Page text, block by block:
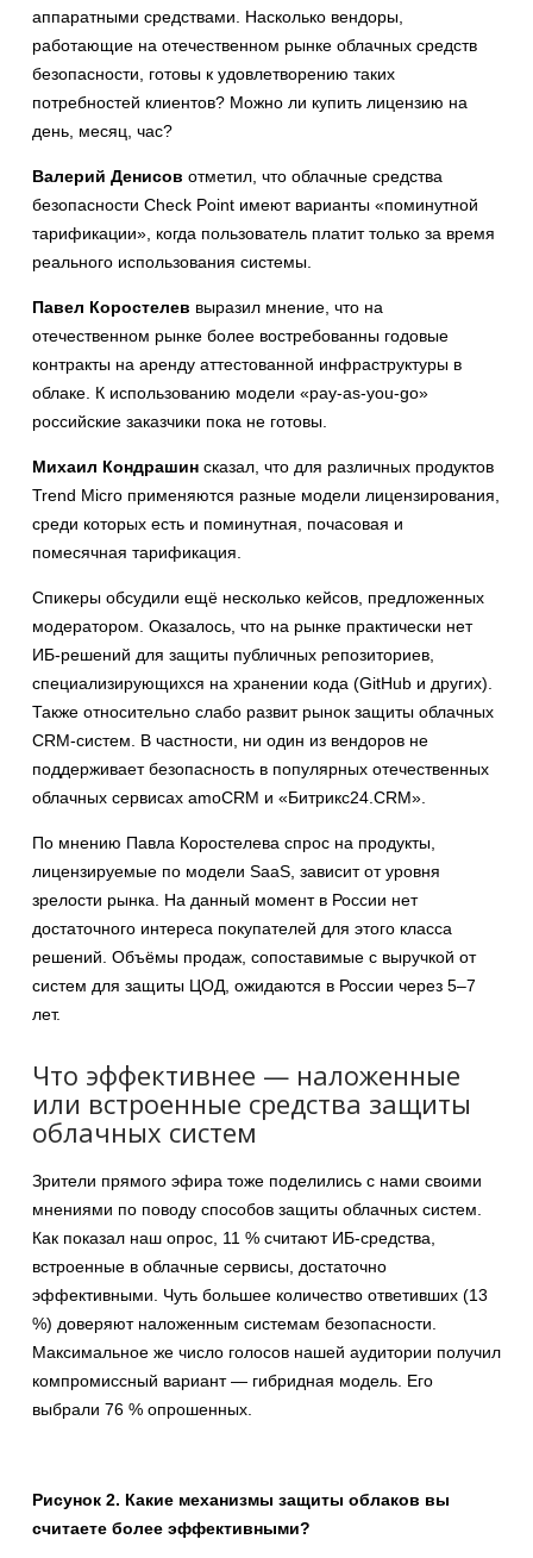
аппаратными средствами. Насколько вендоры,
работающие на отечественном рынке облачных средств
безопасности, готовы к удовлетворению таких
потребностей клиентов? Можно ли купить лицензию на
день, месяц, час?
Валерий Денисов отметил, что облачные средства
безопасности Check Point имеют варианты «поминутной
тарификации», когда пользователь платит только за время
реального использования системы.
Павел Коростелев выразил мнение, что на
отечественном рынке более востребованны годовые
контракты на аренду аттестованной инфраструктуры в
облаке. К использованию модели «pay-as-you-go»
российские заказчики пока не готовы.
Михаил Кондрашин сказал, что для различных продуктов
Trend Micro применяются разные модели лицензирования,
среди которых есть и поминутная, почасовая и
помесячная тарификация.
Спикеры обсудили ещё несколько кейсов, предложенных
модератором. Оказалось, что на рынке практически нет
ИБ-решений для защиты публичных репозиториев,
специализирующихся на хранении кода (GitHub и других).
Также относительно слабо развит рынок защиты облачных
CRM-систем. В частности, ни один из вендоров не
поддерживает безопасность в популярных отечественных
облачных сервисах amoCRM и «Битрикс24.CRM».
По мнению Павла Коростелева спрос на продукты,
лицензируемые по модели SaaS, зависит от уровня
зрелости рынка. На данный момент в России нет
достаточного интереса покупателей для этого класса
решений. Объёмы продаж, сопоставимые с выручкой от
систем для защиты ЦОД, ожидаются в России через 5–7
лет.
Что эффективнее — наложенные
или встроенные средства защиты
облачных систем
Зрители прямого эфира тоже поделились с нами своими
мнениями по поводу способов защиты облачных систем.
Как показал наш опрос, 11 % считают ИБ-средства,
встроенные в облачные сервисы, достаточно
эффективными. Чуть большее количество ответивших (13
%) доверяют наложенным системам безопасности.
Максимальное же число голосов нашей аудитории получил
компромиссный вариант — гибридная модель. Его
выбрали 76 % опрошенных.
Рисунок 2. Какие механизмы защиты облаков вы
считаете более эффективными?